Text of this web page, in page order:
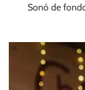
Sonó de